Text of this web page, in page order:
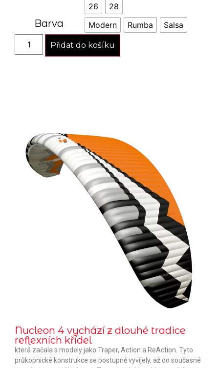
26
28
Barva Modern Rumba Salsa
Přidat do košíku
Nucleon 4 vychází z dlouhé tradice
reflexních křídel
která začala s modely jako Traper, Action a ReAction. Tyto
průkopnické konstrukce se postupně vyvíjely, až do současné